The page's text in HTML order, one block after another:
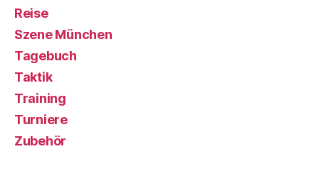
Reise
Szene München
Tagebuch
Taktik
Training
Turniere
Zubehör